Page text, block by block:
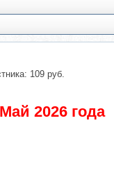
109 руб.
2026 года